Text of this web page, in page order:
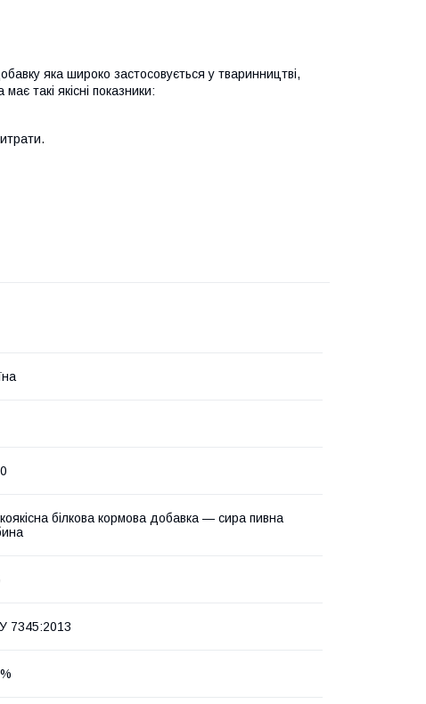
яка широко застосовується у тваринництві,
такі якісні показники:
білкова кормова добавка — сира пивна
7345:2013